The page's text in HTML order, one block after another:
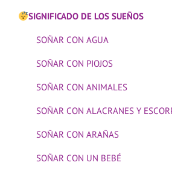
SIGNIFICADO DE LOS SUEÑOS
SOÑAR CON AGUA
SOÑAR CON PIOJOS
SOÑAR CON ANIMALES
SOÑAR CON ALACRANES Y
SOÑAR CON ARAÑAS
SOÑAR CON UN BEBÉ